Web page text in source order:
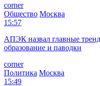
corner
Общество Москва
15:57
АПЭК назвал главные
образование и паводки
corner
Политика Москва
15:49